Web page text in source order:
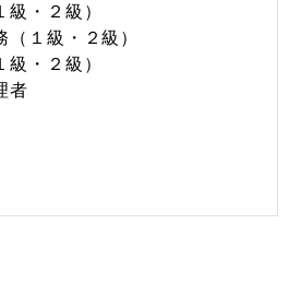
・２級）
１級・２級）
・２級）
者